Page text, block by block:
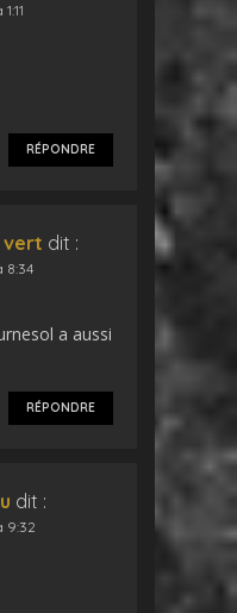
RÉPONDRE
vert dit :
8:34
a aussi
RÉPONDRE
dit :
9:32